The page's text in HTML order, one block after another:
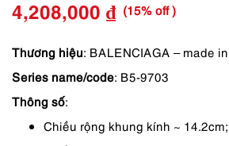
Giá
gốc
là:
4,208,000 ₫
Giá
hiện
tại
4,208,000 ₫.
(15% off )
Thương hiệu: BALENCIAGA – made
Series name/code: B5-9703
Thông số:
Chiều rộng khung kính ~ 14.2cm;